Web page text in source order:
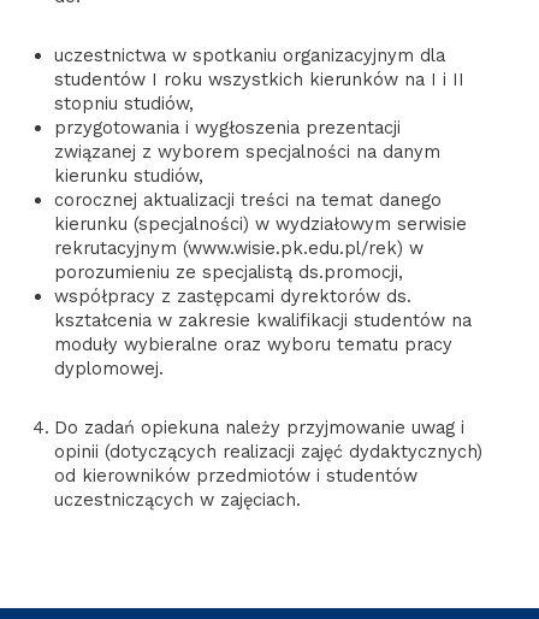
uczestnictwa w spotkaniu organizacyjnym dla
studentów I roku wszystkich kierunków na I i II
stopniu studiów,
przygotowania i wygłoszenia prezentacji
związanej z wyborem specjalności na danym
kierunku studiów,
corocznej aktualizacji treści na temat danego
kierunku (specjalności) w wydziałowym serwisie
rekrutacyjnym (www.wisie.pk.edu.pl/rek) w
porozumieniu ze specjalistą ds.promocji,
współpracy z zastępcami dyrektorów ds.
kształcenia w zakresie kwalifikacji studentów na
moduły wybieralne oraz wyboru tematu pracy
dyplomowej.
Do zadań opiekuna należy przyjmowanie uwag i
opinii (dotyczących realizacji zajęć dydaktycznych)
od kierowników przedmiotów i studentów
uczestniczących w zajęciach.